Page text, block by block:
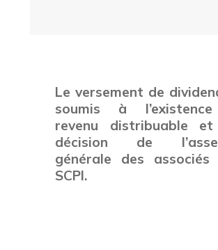
Le versement de
soumis à l’existence
revenu distribuable
décision de
générale des
SCPI.